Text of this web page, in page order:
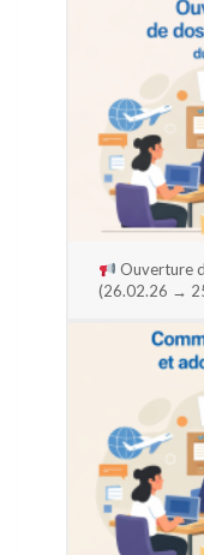
Ouverture
(26.02.26 →